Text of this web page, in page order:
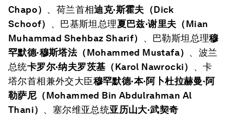
Chapo） 、荷兰首相迪克·斯霍夫（Dick
Schoof） 、巴基斯坦总理夏巴兹·谢里夫（Mian
Muhammad Shehbaz Sharif） 、巴勒斯坦总理穆
罕默德·穆斯塔法（Mohammed Mustafa） 、波兰
总统卡罗尔·纳夫罗茨基（Karol Nawrocki）
、卡
塔尔首相兼外交大臣穆罕默德·本·阿卜杜拉赫曼·阿
勒萨尼（Mohammed Bin Abdulrahman Al
Thani） 、塞尔维亚总统亚历山大·武契奇